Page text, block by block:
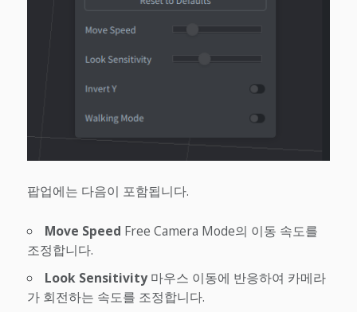
팝업에는 다음이 포함됩니다.
Move Speed Free Camera Mode의 이동 속도를
조정합니다.
Look Sensitivity마우스 이동에 반응하여 카메라
가 회전하는 속도를 조정합니다.